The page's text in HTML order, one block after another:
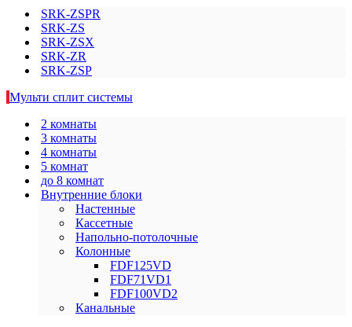
SRK-ZSPR
SRK-ZS
SRK-ZSX
SRK-ZR
SRK-ZSP
Мульти сплит системы
2 комнаты
3 комнаты
4 комнаты
5 комнат
до 8 комнат
Внутренние блоки
Настенные
Кассетные
Напольно-потолочные
Колонные
FDF125VD
FDF71VD1
FDF100VD2
Канальные